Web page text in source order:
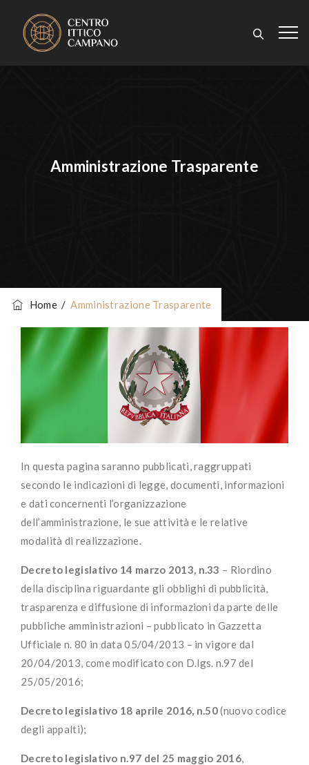
Amministrazione Trasparente
Home/Amministrazione Trasparente
In questa pagina saranno pubblicati, raggruppati
secondo le indicazioni di legge, documenti, informazioni
e dati concernenti l’organizzazione
dell’amministrazione, le sue attività e le relative
modalità di realizzazione.
Decreto legislativo 14 marzo 2013, n.33 – Riordino
della disciplina riguardante gli obblighi di pubblicità,
trasparenza e diffusione di informazioni da parte delle
pubbliche amministrazioni – pubblicato in Gazzetta
Ufficiale n. 80 in data 05/04/2013 – in vigore dal
20/04/2013, come modificato con D.lgs. n.97 del
25/05/2016;
Decreto legislativo 18 aprile 2016, n.50(nuovo codice
degli appalti);
Decreto legislativo n.97 del 25 maggio 2016,